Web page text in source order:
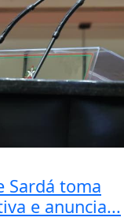
Sardá toma
e anuncia...